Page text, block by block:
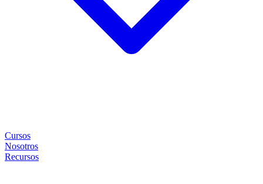
Cursos
Nosotros
Recursos